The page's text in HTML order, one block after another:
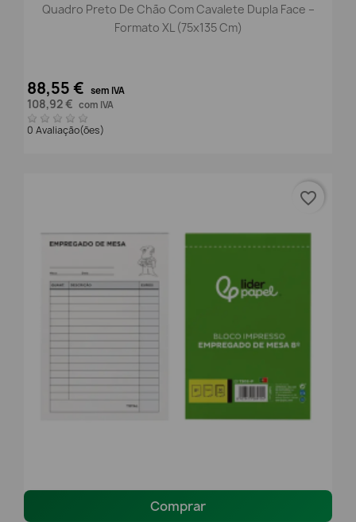
Quadro Preto De Chão Com Cavalete Dupla Face –
Formato XL (75x135 Cm)
88,55 € sem IVA
108,92 € com IVA
0 Avaliação(ões)
Comprar
favorite_border